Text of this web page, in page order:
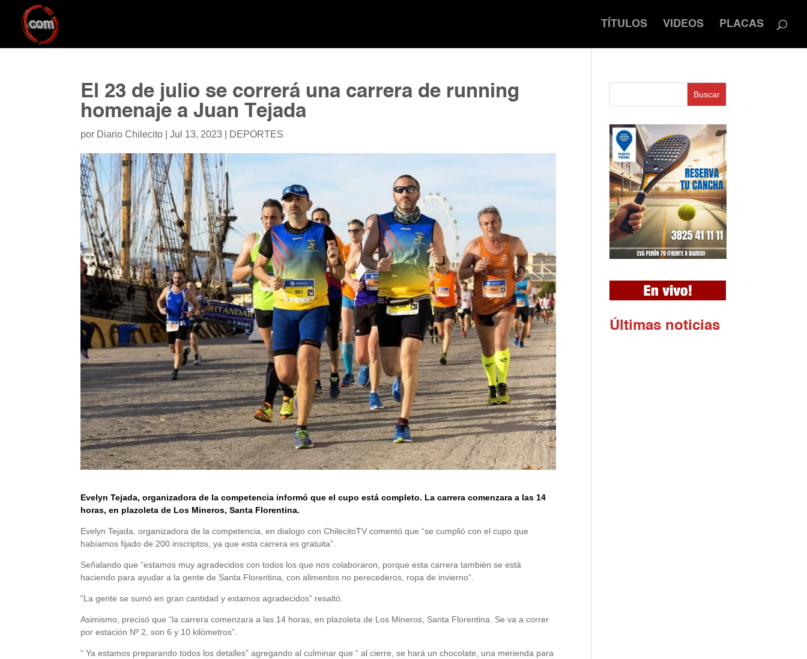
TÍTULOS VIDEOS PLACAS
El 23 de julio se correrá una carrera de running
homenaje a Juan Tejada
por Diario Chilecito |Jul 13, 2023 DEPORTES
Evelyn Tejada, organizadora de la competencia informó que el cupo está completo. La carrera comenzara a las 14
horas, en plazoleta de Los Mineros, Santa Florentina.
Evelyn Tejada, organizadora de la competencia, en dialogo con ChilecitoTV comentó que “se cumplió con el cupo que
habíamos fijado de 200 inscriptos, ya que esta carrera es gratuita”.
Señalando que “estamos muy agradecidos con todos los que nos colaboraron, porque esta carrera también se está
haciendo para ayudar a la gente de Santa Florentina, con alimentos no perecederos, ropa de invierno”.
“La gente se sumó en gran cantidad y estamos agradecidos” resaltó.
Asimismo, precisó que “la carrera comenzara a las 14 horas, en plazoleta de Los Mineros, Santa Florentina. Se va a correr
por estación Nº 2, son 6 y 10 kilómetros”.
“ Ya estamos preparando todos los detalles” agregando al culminar que “ al cierre, se hará un chocolate, una merienda para
Buscar
Ú ltimas noticias